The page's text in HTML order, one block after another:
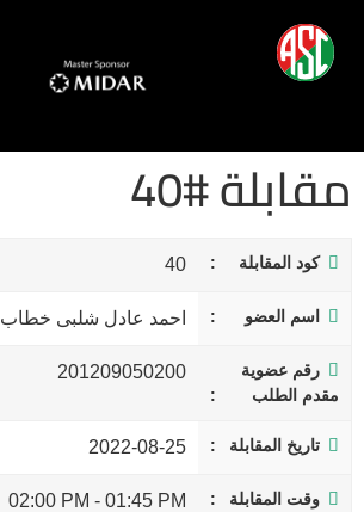
مقابلة #40
كود المقابلة 40
اسم العضو احمد عادل شلبى خطاب
رقم عضوية
مقدم الطلب
201209050200
تاريخ المقابلة 2022-08-25
وقت المقابلة 01:45 PM
-
02:00 PM